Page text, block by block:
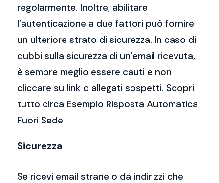
regolarmente. Inoltre, abilitare
l’autenticazione a due fattori può fornire
un ulteriore strato di sicurezza. In caso di
dubbi sulla sicurezza di un’email ricevuta,
è sempre meglio essere cauti e non
cliccare su link o allegati sospetti. Scopri
tutto circa Esempio Risposta Automatica
Fuori Sede
Sicurezza
Se ricevi email strane o da indirizzi che